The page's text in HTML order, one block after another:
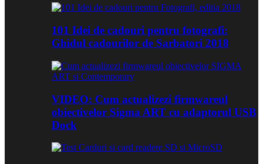
101 Idei de cadouri pentru fotografi:
Ghidul cadourilor de Sarbatori 2018
VIDEO: Cum actualizezi firmwareul
obiectivelor Sigma ART cu adaptorul USB
Dock